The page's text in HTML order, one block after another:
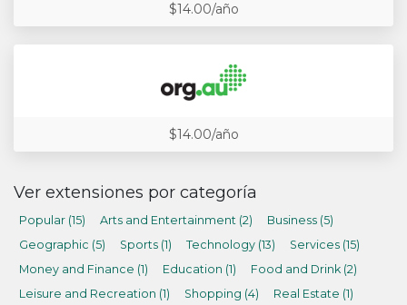
$14.00/año
$14.00/año
Ver extensiones por categoría
Popular (15) Arts and Entertainment (2)
Business (5)
Geographic (5)
Sports (1) Technology (13)
Services (15)
Money and Finance (1)
Education (1)
Food and Drink (2)
Leisure and Recreation (1)
Shopping (4)
Real Estate (1)